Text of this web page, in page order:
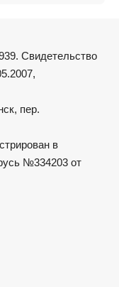
Свидетельство
пер.
в
№334203 от